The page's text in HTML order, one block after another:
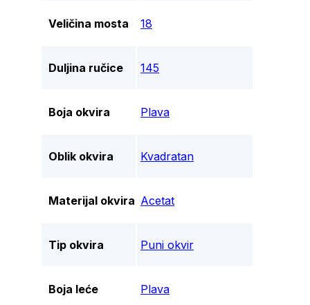
Veličina mosta 18
Duljina ručice 145
Boja okvira Plava
Oblik okvira Kvadratan
Materijal okvira Acetat
Tip okvira Puni okvir
Boja leće Plava